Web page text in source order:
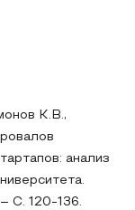
К.В.,
анализ
С. 120-136.